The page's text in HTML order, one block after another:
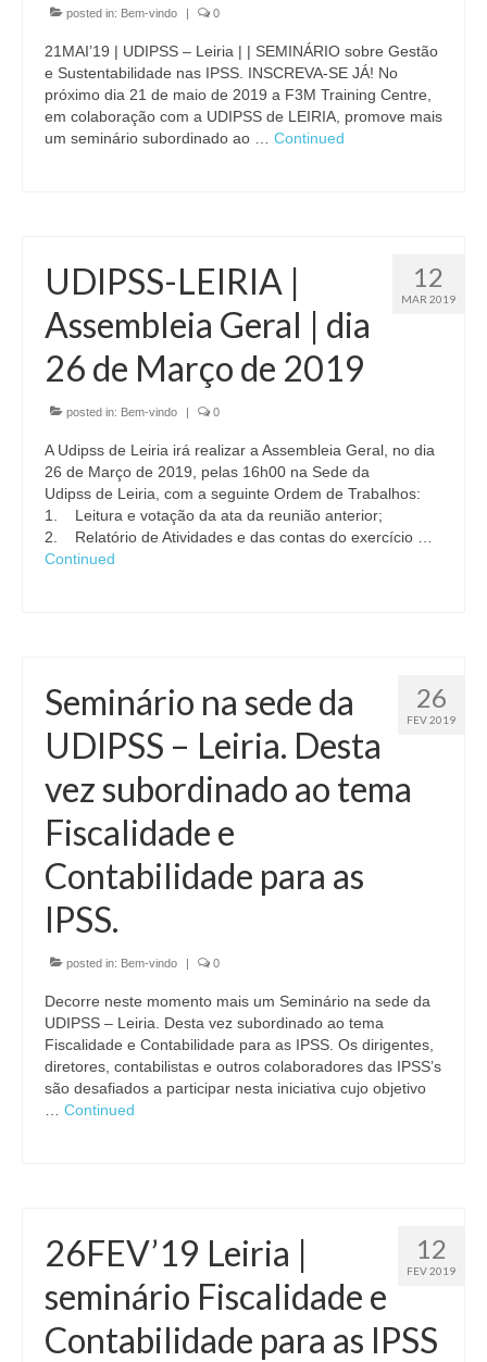
posted in: Bem-vindo | 0
21MAI’19 | UDIPSS – Leiria | | SEMINÁRIO sobre Gestão
e Sustentabilidade nas IPSS. INSCREVA-SE JÁ! No
próximo dia 21 de maio de 2019 a F3M Training Centre,
em colaboração com a UDIPSS de LEIRIA, promove mais
um seminário subordinado ao … Continued
12
MAR 2019
UDIPSS-LEIRIA |
Assembleia Geral | dia
26 de Março​ de 2019
posted in: Bem-vindo | 0
A Udipss de Leiria irá realizar a Assembleia Geral, no dia
26 de Março​ de 2019​, pelas 16h00 na Sede da
Udipss de Leiria, com a seguinte Ordem de Trabalhos:
1. Leitura e votação da ata da reunião anterior;
2. Relatório de Atividades e das contas do exercício …
Continued
26
FEV 2019
Seminário na sede da
UDIPSS – Leiria. Desta
vez subordinado ao tema
Fiscalidade e
Contabilidade para as
IPSS.
posted in: Bem-vindo | 0
Decorre neste momento mais um Seminário na sede da
UDIPSS – Leiria. Desta vez subordinado ao tema
Fiscalidade e Contabilidade para as IPSS. Os dirigentes,
diretores, contabilistas e outros colaboradores das IPSS’s
são desafiados a participar nesta iniciativa cujo objetivo
Continued
12
FEV 2019
26FEV’19 Leiria |
seminário Fiscalidade e
Contabilidade para as IPSS